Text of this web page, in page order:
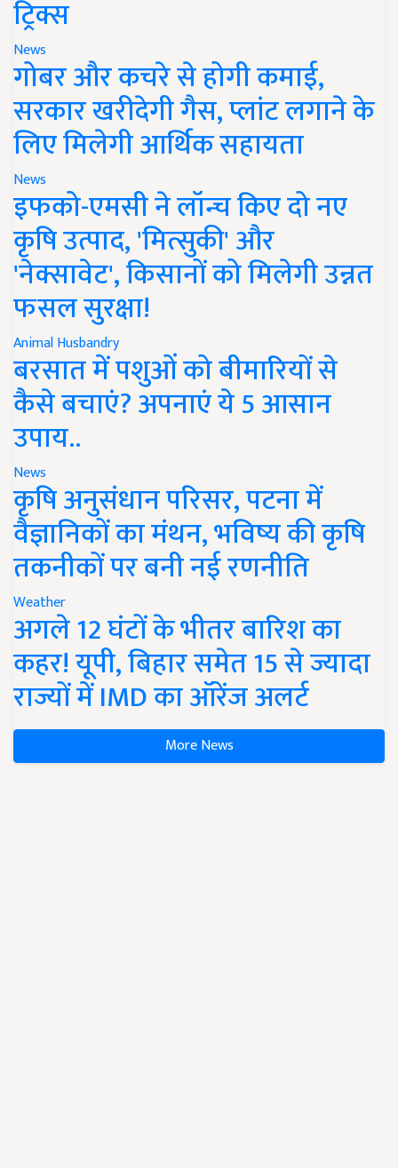
ट्रिक्स
News
गोबर और कचरे से होगी कमाई,
सरकार खरीदेगी गैस, प्लांट लगाने के
लिए मिलेगी आर्थिक सहायता
News
इफको-एमसी ने लॉन्च किए दो नए
कृषि उत्पाद, 'मित्सुकी' और
'नेक्सावेट', किसानों को मिलेगी उन्नत
फसल सुरक्षा!
Animal Husbandry
बरसात में पशुओं को बीमारियों से
कैसे बचाएं? अपनाएं ये 5 आसान
उपाय..
News
कृषि अनुसंधान परिसर, पटना में
वैज्ञानिकों का मंथन, भविष्य की कृषि
तकनीकों पर बनी नई रणनीति
Weather
अगले 12 घंटों के भीतर बारिश का
कहर! यूपी, बिहार समेत 15 से ज्यादा
राज्यों में IMD का ऑरेंज अलर्ट
More News